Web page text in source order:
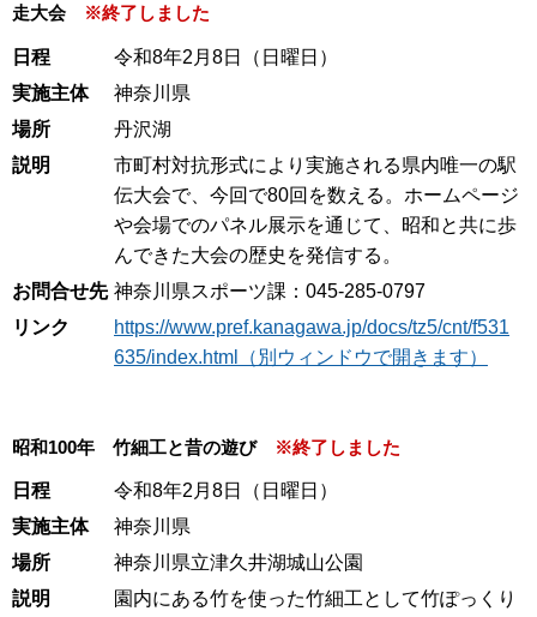
走大会
※終了しました
日程
令和8年2月8日（日曜日）
実施主体
神奈川県
場所
丹沢湖
説明
市町村対抗形式により実施される県内唯一の駅
伝大会で、今回で80回を数える。ホームページ
や会場でのパネル展示を通じて、昭和と共に歩
んできた大会の歴史を発信する。
お問合せ先 神奈川県スポーツ課：045-285-0797
リンク
https://www.pref.kanagawa.jp/docs/tz5/cnt/f531
635/index.html（別ウィンドウで開きます）
昭和100年 竹細工と昔の遊び ※終了しました
日程
令和8年2月8日（日曜日）
実施主体
神奈川県
場所
神奈川県立津久井湖城山公園
説明
園内にある竹を使った竹細工として竹ぽっくり